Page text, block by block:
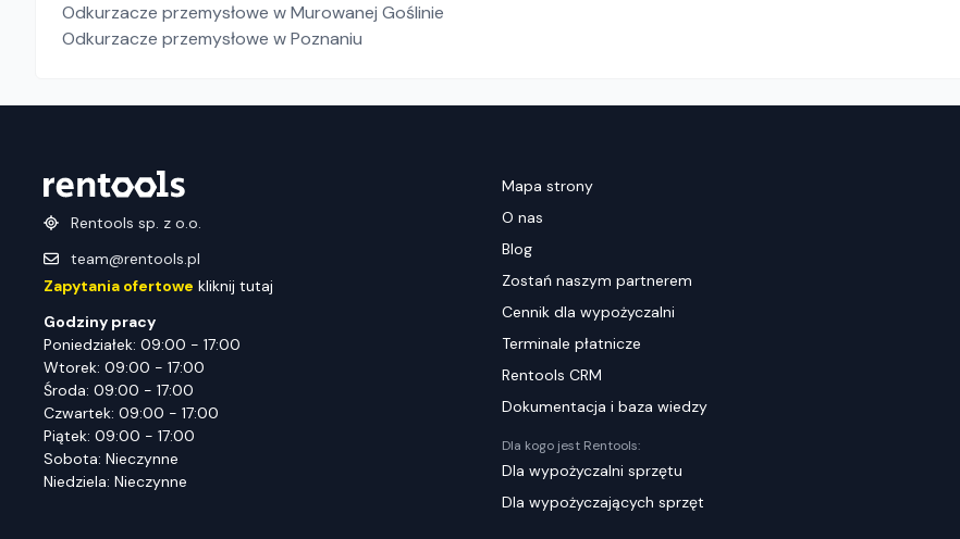
Odkurzacze przemysłowe w Murowanej Goślinie
Odkurzacze przemysłowe w Poznaniu
Rentools sp. z o.o.
team@rentools.pl
Zapytania ofertowe kliknij tutaj
Godziny pracy
Poniedziałek: 09:00 - 17:00
Wtorek: 09:00 - 17:00
Środa: 09:00 - 17:00
Czwartek: 09:00 - 17:00
Piątek: 09:00 - 17:00
Sobota: Nieczynne
Niedziela: Nieczynne
Mapa strony
O nas
Blog
Zostań naszym partnerem
Cennik dla wypożyczalni
Terminale płatnicze
Rentools CRM
Dokumentacja i baza wiedzy
Dla kogo jest Rentools:
Dla wypożyczalni sprzętu
Dla wypożyczających sprzęt